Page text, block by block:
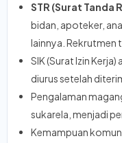
STR (Surat Tanda
bidan, apoteker,
lainnya. Rekrutmen
SIK (Surat Izin
diurus setelah
Pengalaman
sukarela, menjadi
Kemampuan